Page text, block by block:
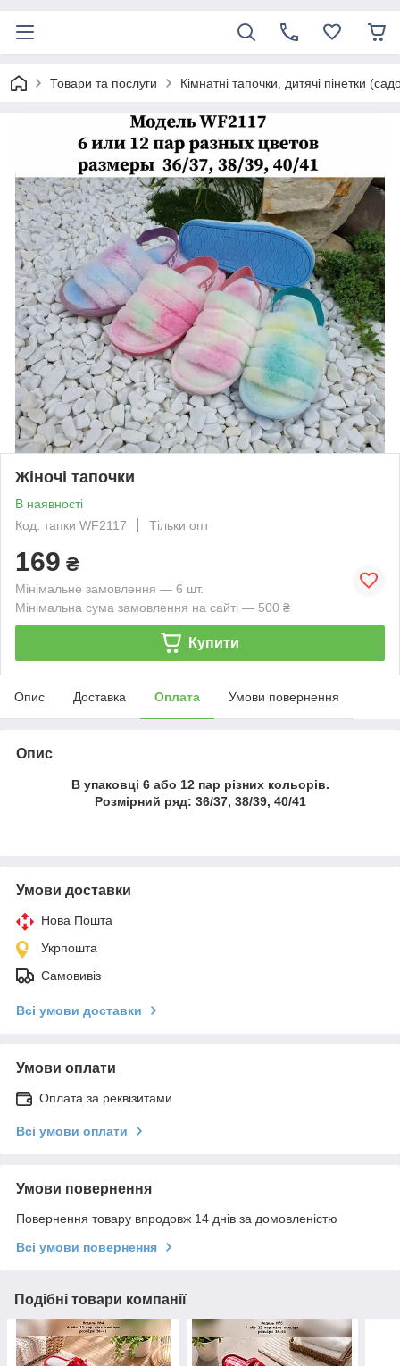
Товари та послуги Кімнатні тапочки, дитячі пінетки
Жіночі тапочки
В наявності
Код: тапки WF2117
Тільки опт
169 ₴
Мінімальне замовлення — 6 шт.
Мінімальна сума замовлення на сайті — 500 ₴
Купити
Опис Доставка Оплата Умови повернення
Опис
В упаковці 6 або 12 пар різних кольорів.
Розмірний ряд: 36/37, 38/39, 40/41
Умови доставки
Нова Пошта
Укрпошта
Самовивіз
Всі умови доставки
Умови оплати
Оплата за реквізитами
Всі умови оплати
Умови повернення
Повернення товару впродовж 14 днів за домовленістю
Всі умови повернення
Подібні товари компанії